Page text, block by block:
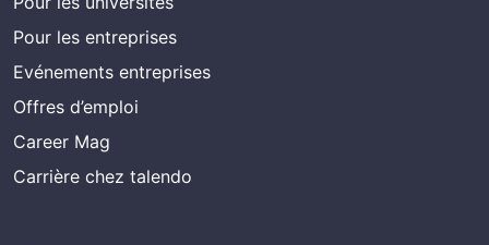
Pour les entreprises
Evénements entreprises
Offres d’emploi
Career Mag
Carrière chez talendo